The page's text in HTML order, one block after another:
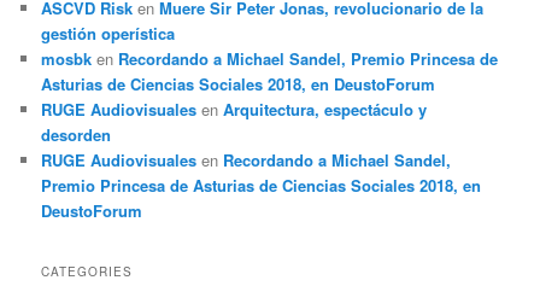
ASCVD Risk enMuere Sir Peter Jonas, revolucionario de la
gestión operística
mosbk en Recordando a Michael Sandel, Premio Princesa de
Asturias de Ciencias Sociales 2018, en DeustoForum
RUGE Audiovisuales enArquitectura, espectáculo y
desorden
RUGE Audiovisuales en Recordando a Michael Sandel,
Premio Princesa de Asturias de Ciencias Sociales 2018, en
DeustoForum
CATEGORIES